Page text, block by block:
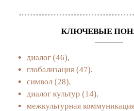
КЛЮЧЕВЫЕ
диалог (46),
глобализация (47),
символ (28),
диалог культур (14),
межкультурная